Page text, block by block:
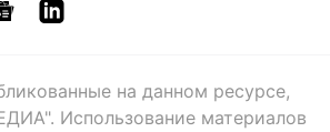
на данном ресурсе,
Использование материалов